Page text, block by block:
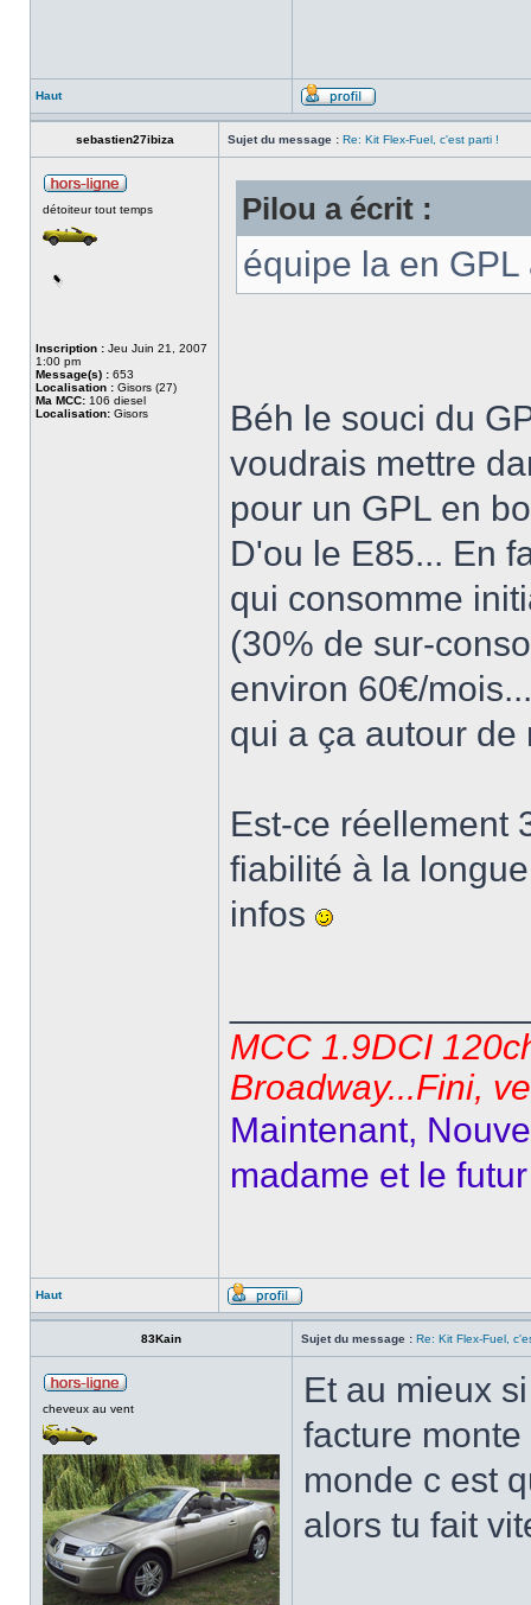
Haut
sebastien27ibiza Sujet du message : Re: Kit Flex-Fuel, c'est parti !
détoiteur tout temps
Inscription : Jeu Juin 21, 2007
1:00 pm
Message(s) : 653
Localisation : Gisors (27)
Ma MCC: 106 diesel
Localisation: Gisors
Pilou a écrit :
équipe la en
Béh le souci du
voudrais mettre
pour un GPL en
D'ou le E85... En
qui consomme
(30% de sur-
environ 60€/
qui a ça autour
Est-ce réellement
fiabilité à la
infos
MCC 1.9DCI
Broadway...Fini,
Maintenant,
madame et le
Haut
83Kain Sujet du message : Re: Kit Flex-Fuel,
cheveux au vent
Et au mieux
facture
monde c est
alors tu fait